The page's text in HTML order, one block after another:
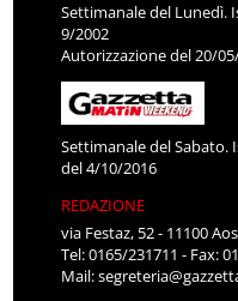
Settimanale del Lunedì.
9/2002
Autorizzazione del 20/
Settimanale del Sabato.
del 4/10/2016
REDAZIONE
via Festaz, 52 - 11100
Tel: 0165/231711 - Fax:
Mail: